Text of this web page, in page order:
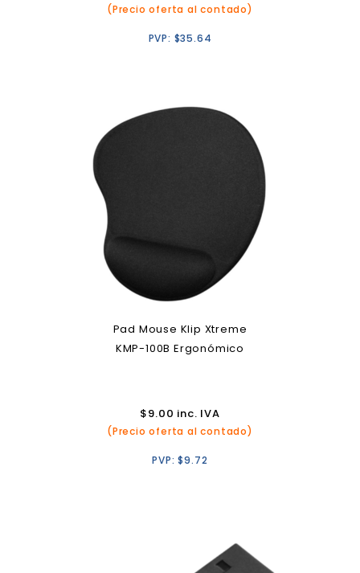
(Precio oferta al contado)
PVP: $35.64
Pad Mouse Klip Xtreme
KMP-100B Ergonómico
$9.00 inc. IVA
(Precio oferta al contado)
PVP:$9.72